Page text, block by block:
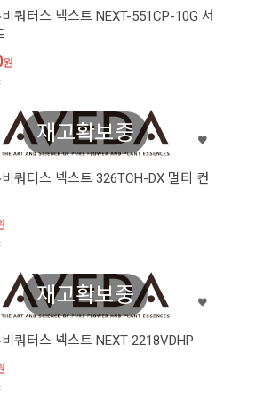
쿼터스 넥스트 NEXT-551CP-10G 서
원
재고확보중
쿼터스 넥스트 326TCH-DX 멀티 컨
재고확보중
쿼터스 넥스트 NEXT-2218VDHP